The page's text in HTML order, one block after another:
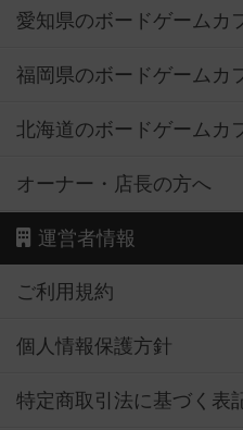
愛知県のボードゲームカ
福岡県のボードゲームカ
北海道のボードゲームカ
オーナー・店長の方へ
運営者情報
ご利用規約
個人情報保護方針
特定商取引法に基づく表